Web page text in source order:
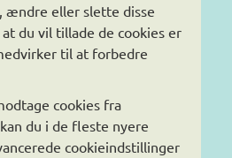
ændre eller slette disse
du vil tillade de cookies er
til at forbedre
cookies fra
du i de fleste nyere
cookieindstillinger